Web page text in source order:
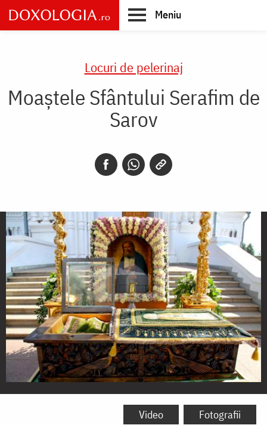
Skip
to
main
Meniu
Locuri de pelerinaj
Moaștele Sfântului Serafim de
Sarov
Moaștele
Video Fotografii